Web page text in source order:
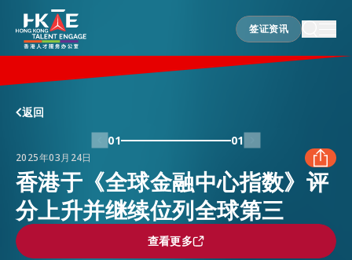
签证资讯
签证资讯
香港优势
居港须知
人才支援
返回
01
01
2025年03月24日
FACEBOOK
LINKEDIN
香港于《全球金融中心指数》评
分上升并继续位列全球第三
查看更多
查看更多